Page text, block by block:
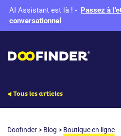
AI Assistant est là ! - Passez à
conversationnel
Tous les articles
Doofinder > Blog > Boutique en ligne